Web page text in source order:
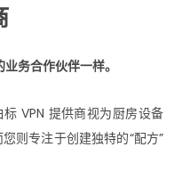
务合作伙伴一样。
VPN 提供商视为厨房设备
则专注于创建独特的“配方”